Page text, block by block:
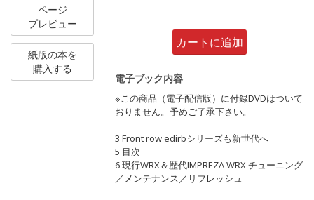
ページ
プレビュー
紙版の本を
購入する
カートに追加
電子ブック内容
※この商品（電子配信版）に付録DVDはついて
おりません。予めご了承下さい。
3 Front row edirbシリーズも新世代へ
5 目次
6 現行WRX＆歴代IMPREZA WRX チューニング
／メンテナンス／リフレッシュ